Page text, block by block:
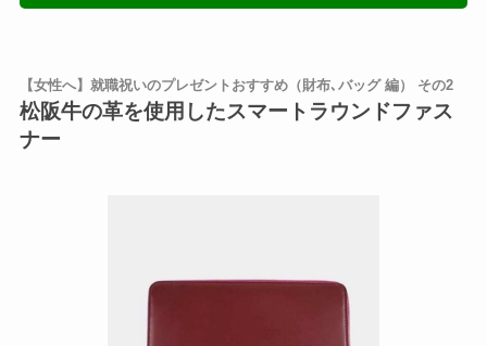
【女性へ】就職祝いのプレゼントおすすめ（財布､バッグ 編） その2
松阪牛の革を使用したスマートラウンドファス
ナー